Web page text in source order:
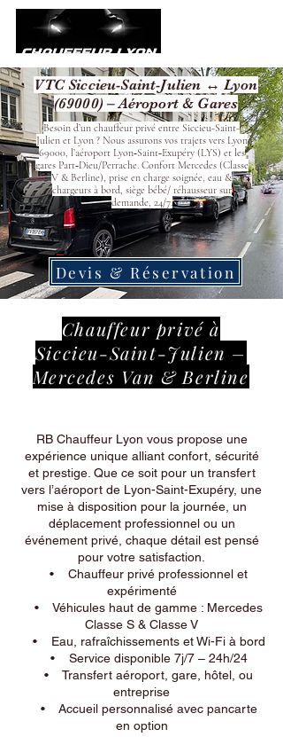
VTC Siccieu-Saint-Julien ↔ Lyon
(69000) – Aéroport & Gares
Besoin d’un chauffeur privé entre Siccieu-Saint-
Julien et Lyon ? Nous assurons vos trajets vers Lyon
69000, l’aéroport Lyon‑Saint‑Exupéry (LYS) et les
gares Part‑Dieu/Perrache. Confort Mercedes (Classe
V & Berline), prise en charge soignée, eau &
chargeurs à bord, siège bébé/ réhausseur sur
demande, 24/7.
Devis & Réservation
Chauffeur privé à
Siccieu-Saint-Julien –
Mercedes Van & Berline
RB Chauffeur Lyon vous propose une
expérience unique alliant confort, sécurité
et prestige. Que ce soit pour un transfert
vers l’aéroport de Lyon-Saint-Exupéry, une
mise à disposition pour la journée, un
déplacement professionnel ou un
événement privé, chaque détail est pensé
pour votre satisfaction.
• Chauffeur privé professionnel et
expérimenté
• Véhicules haut de gamme : Mercedes
Classe S & Classe V
• Eau, rafraîchissements et Wi-Fi à bord
• Service disponible 7j/7 – 24h/24
• Transfert aéroport, gare, hôtel, ou
entreprise
• Accueil personnalisé avec pancarte
en option